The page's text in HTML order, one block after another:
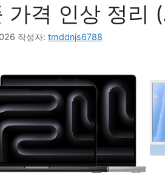
가격 인상 정리
작성자: tmddnjs6788